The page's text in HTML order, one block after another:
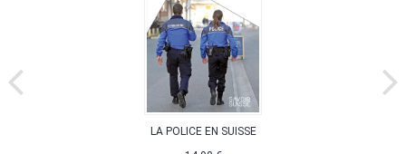
LA POLICE EN SUISSE